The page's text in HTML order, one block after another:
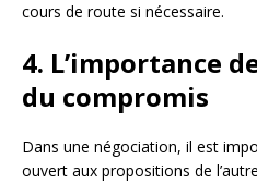
cours de route si nécessaire.
4. L’importance
du compromis
Dans une négociation, il est
ouvert aux propositions de